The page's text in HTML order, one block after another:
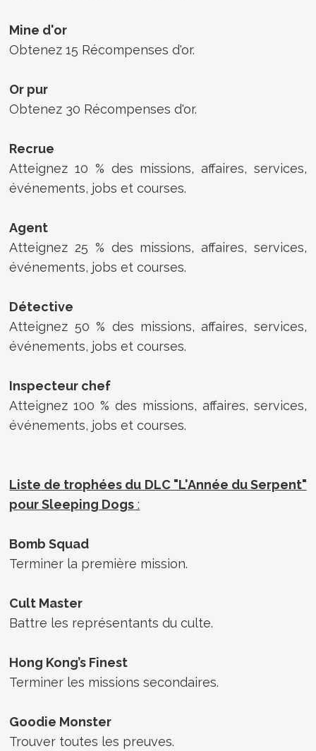
Mine d'or
Obtenez 15 Récompenses d'or.
Or pur
Obtenez 30 Récompenses d'or.
Recrue
Atteignez 10 % des missions, affaires, services,
événements, jobs et courses.
Agent
Atteignez 25 % des missions, affaires, services,
événements, jobs et courses.
Détective
Atteignez 50 % des missions, affaires, services,
événements, jobs et courses.
Inspecteur chef
Atteignez 100 % des missions, affaires, services,
événements, jobs et courses.
Liste de trophées du DLC "L'Année du Serpent"
pour Sleeping Dogs :
Bomb Squad
Terminer la première mission.
Cult Master
Battre les représentants du culte.
Hong Kong’s Finest
Terminer les missions secondaires.
Goodie Monster
Trouver toutes les preuves.